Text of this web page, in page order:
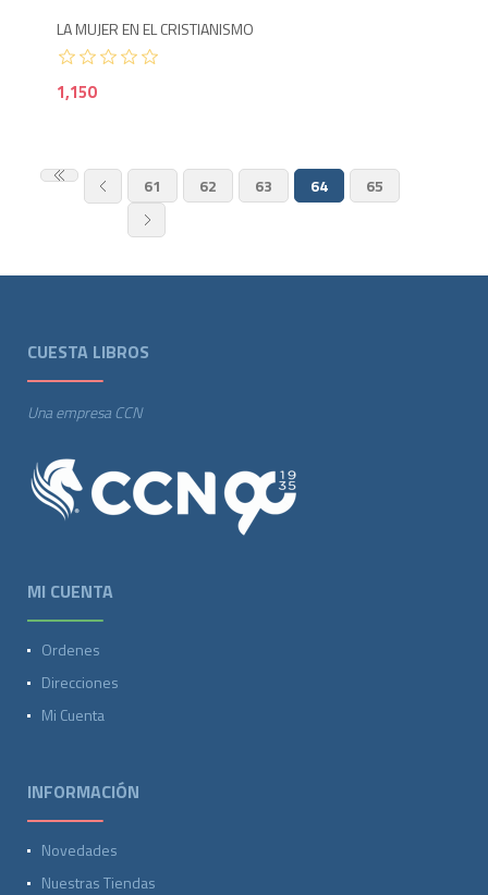
LA MUJER EN EL CRISTIANISMO
1,150
61 62 63 64 65
CUESTA LIBROS
Una empresa CCN
MI CUENTA
Ordenes
Direcciones
Mi Cuenta
INFORMACIÓN
Novedades
Nuestras Tiendas